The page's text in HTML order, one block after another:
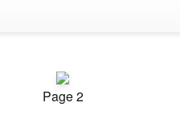
Page 2